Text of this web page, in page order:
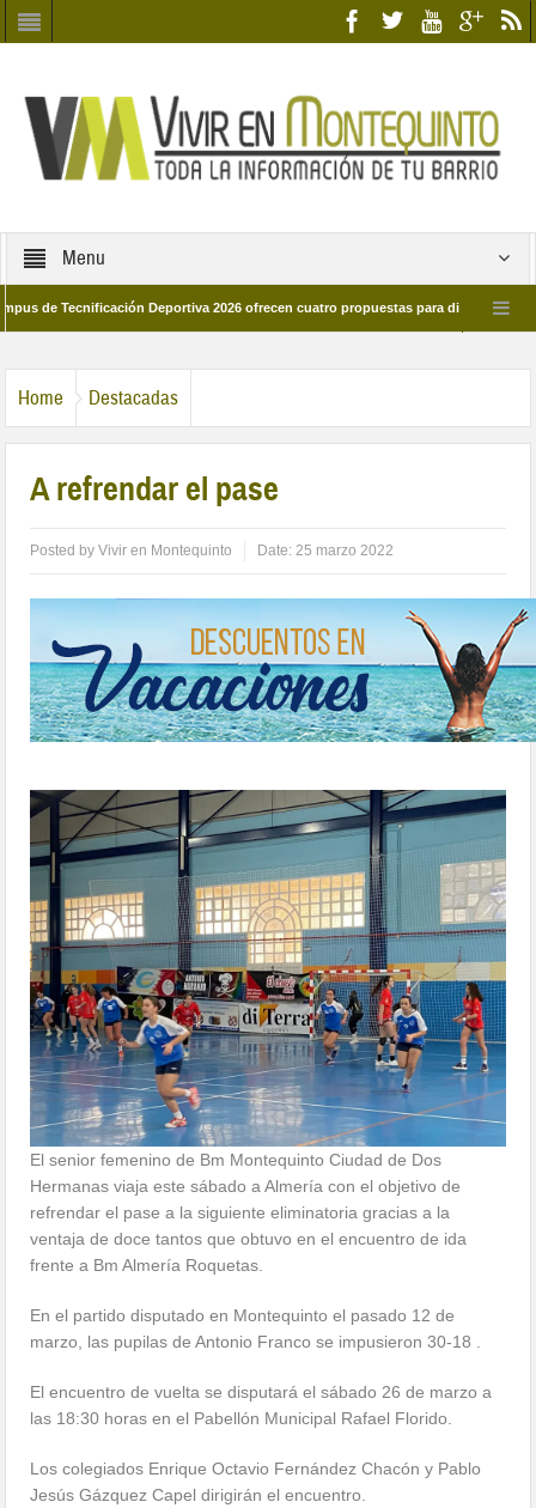
Menu
Tecnificación Deportiva 2026 ofrecen cuatro propuestas para disfrutar del deporte
Home Destacadas
A refrendar el pase
Posted byVivir en Montequinto Date:25 marzo 2022
El senior femenino de Bm Montequinto Ciudad de Dos
Hermanas viaja este sábado a Almería con el objetivo de
refrendar el pase a la siguiente eliminatoria gracias a la
ventaja de doce tantos que obtuvo en el encuentro de ida
frente a Bm Almería Roquetas.
En el partido disputado en Montequinto el pasado 12 de
marzo, las pupilas de Antonio Franco se impusieron 30-18 .
El encuentro de vuelta se disputará el sábado 26 de marzo a
las 18:30 horas en el Pabellón Municipal Rafael Florido.
Los colegiados Enrique Octavio Fernández Chacón y Pablo
Jesús Gázquez Capel dirigirán el encuentro.